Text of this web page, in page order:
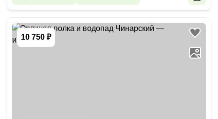
10 750 ₽